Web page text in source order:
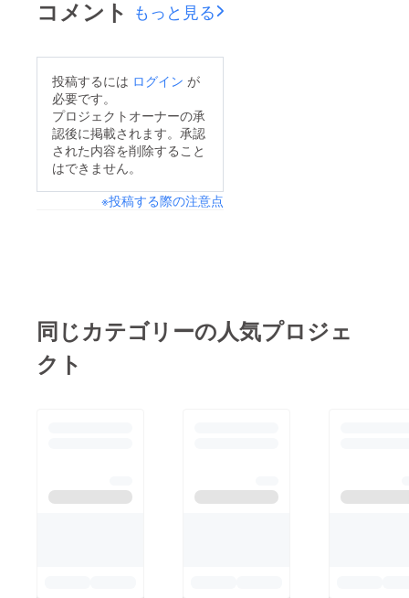
コメント もっと見る
投稿するには ログイン が
必要です。
プロジェクトオーナーの承
認後に掲載されます。承認
された内容を削除すること
はできません。
※投稿する際の注意点
同じカテゴリーの人気プロジェ
クト